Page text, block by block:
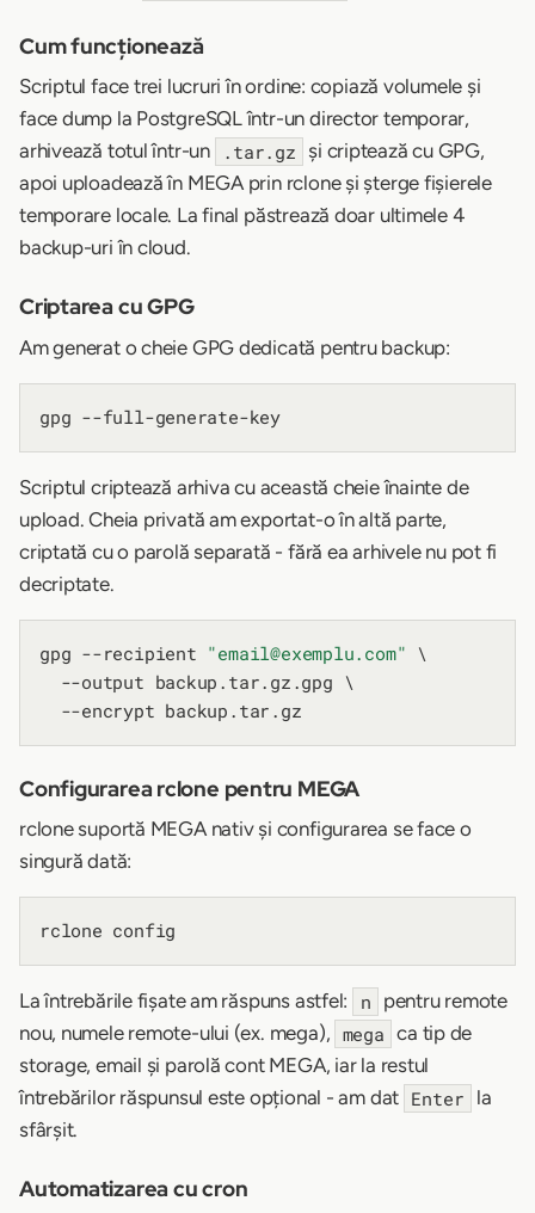
Cum funcționează
Scriptul face trei lucruri în ordine: copiază volumele și
face dump la PostgreSQL într-un director temporar,
arhivează totul într-un
.tar.gz
și criptează cu GPG,
apoi uploadează în MEGA prin rclone și șterge fișierele
temporare locale. La final păstrează doar ultimele 4
backup-uri în cloud.
Criptarea cu GPG
Am generat o cheie GPG dedicată pentru backup:
gpg --full-generate-key
Scriptul criptează arhiva cu această cheie înainte de
upload. Cheia privată am exportat-o în altă parte,
criptată cu o parolă separată - fără ea arhivele nu pot fi
decriptate.
gpg --recipient "email@exemplu.com" \
  --output backup.tar.gz.gpg \
Configurarea rclone pentru MEGA
rclone suportă MEGA nativ și configurarea se face o
singură dată:
La întrebările fișate am răspuns astfel: n
pentru remote
nou, numele remote-ului (ex. mega), mega ca tip de
storage, email și parolă cont MEGA, iar la restul
întrebărilor răspunsul este opțional - am dat Enter
la
sfârșit.
Automatizarea cu cron